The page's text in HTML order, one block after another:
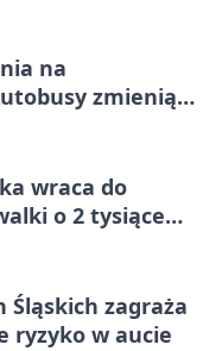
na
zmienią
wraca do
o 2 tysiące
Śląskich zagraża
ryzyko w aucie